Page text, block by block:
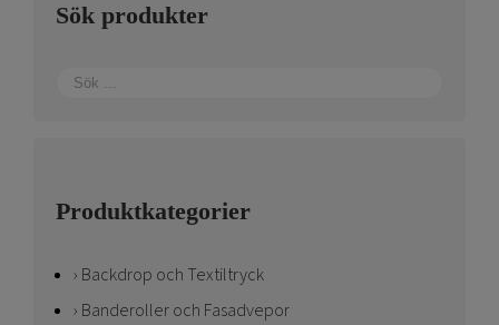
Sök produkter
Produktkategorier
Backdrop och Textiltryck
Banderoller och Fasadvepor